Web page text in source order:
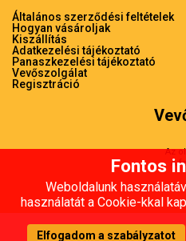
Általános szerződési feltételek
Hogyan vásároljak
Kiszállítás
Adatkezelési tájékoztató
Panaszkezelési tájékoztató
Vevőszolgálat
Regisztráció
Az
A
Fontos
Weboldalunk
használatát a Cookie-kkal
Elfogadom a szabályzatot